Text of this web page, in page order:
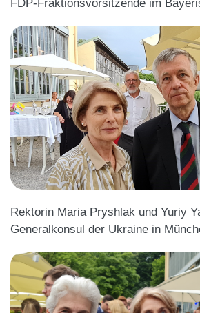
FDP-Fraktionsvorsitzende im
Rektorin Maria Pryshlak und Yuriy
Generalkonsul der Ukraine in